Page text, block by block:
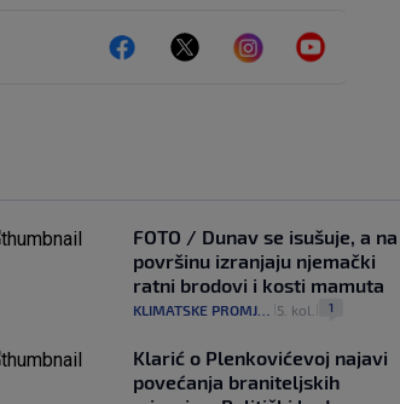
FOTO / Dunav se isušuje, a na
površinu izranjaju njemački
ratni brodovi i kosti mamuta
KLIMATSKE PROMJENE 5. kol. 1
Klarić o Plenkovićevoj najavi
povećanja braniteljskih